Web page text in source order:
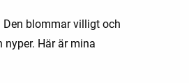
blommar villigt och
Här är mina